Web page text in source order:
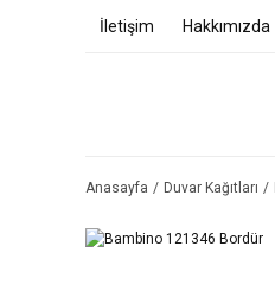
İletişim Hakkımızda
Anasayfa Duvar Kağıtları